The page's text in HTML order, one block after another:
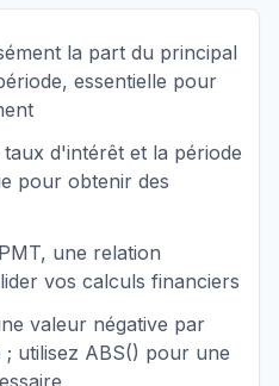
la part du principal
essentielle pour
d'intérêt et la période
pour obtenir des
une relation
vos calculs financiers
valeur négative par
utilisez ABS() pour une